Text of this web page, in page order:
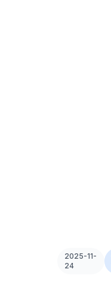
2025-11-
24